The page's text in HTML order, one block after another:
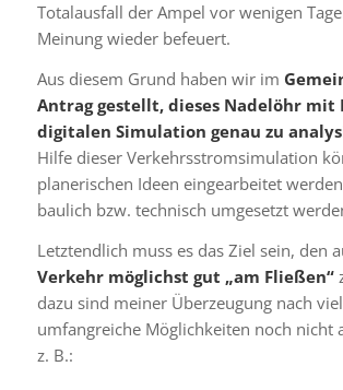
Totalausfall der Ampel vor wenigen
Meinung wieder befeuert.
Aus diesem Grund haben wir im
Antrag gestellt, dieses Nadelöhr mit
digitalen Simulation genau zu
Hilfe dieser Verkehrsstromsimulation
planerischen Ideen eingearbeitet
baulich bzw. technisch umgesetzt
Letztendlich muss es das Ziel sein, den
Verkehr möglichst gut „am Fließen“
dazu sind meiner Überzeugung nach
umfangreiche Möglichkeiten noch nicht
z. B.: